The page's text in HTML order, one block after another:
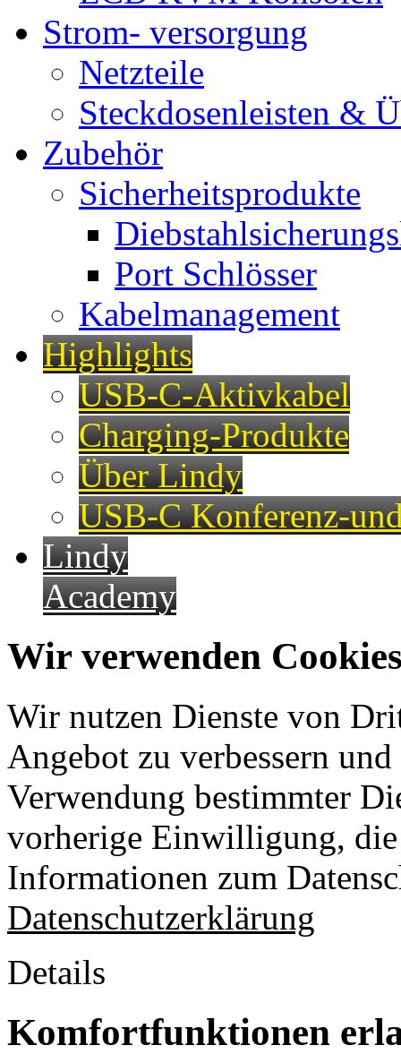
Strom- versorgung
Netzteile
Steckdosenleisten &
Zubehör
Sicherheitsprodukte
Port Schlösser
Kabelmanagement
Highlights
USB-C-Aktivkabel
Charging-Produkte
Über Lindy
USB-C Konferenz-
Lindy
Academy
Wir verwenden
Wir nutzen Dienste von
Angebot zu verbessern
Verwendung bestimmter
vorherige Einwilligung,
Informationen zum
Datenschutzerklärung
Details
Komfortfunktionen